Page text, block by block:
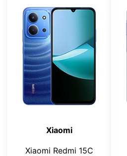
Xiaomi
Xiaomi Redmi 15C